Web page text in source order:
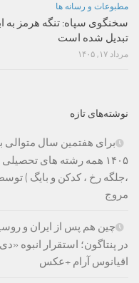
مطبوعات و رسانه ها
سخنگوی سپاه: تنگه هرمز به
تبدیل شده است
مرداد ۱۷, ۱۴۰۵
نوشته‌های تازه
برای هفتمین سال
۱۴۰۵ همه رشته های
،جلگه رخ ، کدکن و بایگ )
مروج
چین هم پس از ایران و
اقیانوس آرام +عکس